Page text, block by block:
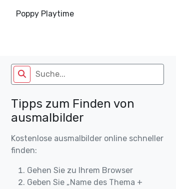
Poppy Playtime
Tipps zum Finden von
ausmalbilder
Kostenlose ausmalbilder online schneller
finden:
Gehen Sie zu Ihrem Browser
Geben Sie „Name des Thema +